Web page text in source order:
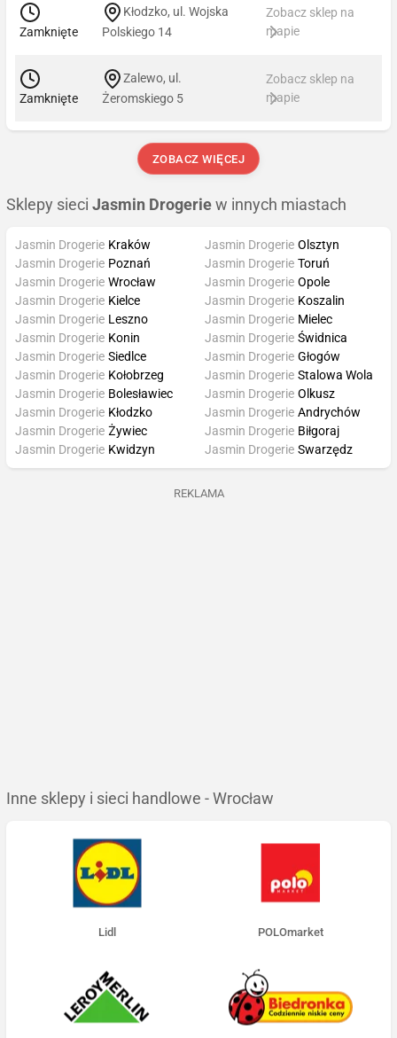
Zamknięte
Kłodzko, ul. Wojska
Polskiego 14
Zobacz sklep na
mapie
Zamknięte
Zalewo, ul.
Żeromskiego 5
Zobacz sklep na
mapie
ZOBACZ WIĘCEJ
Sklepy sieci Jasmin Drogerie w innych miastach
Jasmin Drogerie Kraków
Jasmin Drogerie Poznań
Jasmin Drogerie Wrocław
Jasmin Drogerie Kielce
Jasmin Drogerie Olsztyn
Jasmin Drogerie Toruń
Jasmin Drogerie Opole
Jasmin Drogerie Koszalin
Jasmin Drogerie Leszno
Jasmin Drogerie Konin
Jasmin Drogerie Siedlce
Jasmin Drogerie Kołobrzeg
Jasmin Drogerie Mielec
Jasmin Drogerie Świdnica
Jasmin Drogerie Głogów
Jasmin Drogerie Stalowa Wola
Jasmin Drogerie Bolesławiec
Jasmin Drogerie Kłodzko
Jasmin Drogerie Żywiec
Jasmin Drogerie Kwidzyn
Jasmin Drogerie Olkusz
Jasmin Drogerie Andrychów
Jasmin Drogerie Biłgoraj
Jasmin Drogerie Swarzędz
REKLAMA
Inne sklepy i sieci handlowe - Wrocław
Lidl POLOmarket